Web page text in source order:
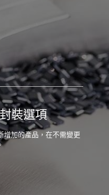
裝選項
增加的產品，在不需變更